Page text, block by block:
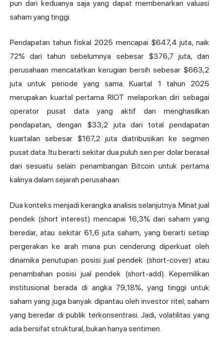
pun dari keduanya saja yang dapat membenarkan valuasi
saham yang tinggi.
Pendapatan tahun fiskal 2025 mencapai $647,4 juta, naik
72% dari tahun sebelumnya sebesar $376,7 juta, dan
perusahaan mencatatkan kerugian bersih sebesar $663,2
juta untuk periode yang sama. Kuartal 1 tahun 2025
merupakan kuartal pertama RIOT melaporkan diri sebagai
operator pusat data yang aktif dan menghasilkan
pendapatan, dengan $33,2 juta dari total pendapatan
kuartalan sebesar $167,2 juta diatribusikan ke segmen
pusat data. Itu berarti sekitar dua puluh sen per dolar berasal
dari sesuatu selain penambangan Bitcoin untuk pertama
kalinya dalam sejarah perusahaan.
Dua konteks menjadi kerangka analisis selanjutnya. Minat jual
pendek (short interest) mencapai 16,3% dari saham yang
beredar, atau sekitar 61,6 juta saham, yang berarti setiap
pergerakan ke arah mana pun cenderung diperkuat oleh
dinamika penutupan posisi jual pendek (short-cover) atau
penambahan posisi jual pendek (short-add). Kepemilikan
institusional berada di angka 79,18%, yang tinggi untuk
saham yang juga banyak dipantau oleh investor ritel; saham
yang beredar di publik terkonsentrasi. Jadi, volatilitas yang
ada bersifat struktural, bukan hanya sentimen.